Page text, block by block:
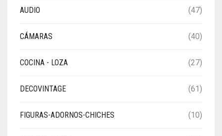
AUDIO (47)
CÁMARAS (40)
COCINA - LOZA (27)
DECOVINTAGE (61)
FIGURAS-ADORNOS-CHICHES (10)